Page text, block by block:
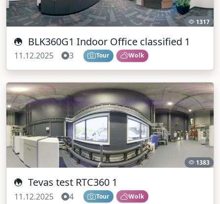
1317
BLK360G1 Indoor Office classified 1
11.12.2025 3 Tour Wolk
1383
Tevas test RTC360 1
11.12.2025 4 Tour Wolk